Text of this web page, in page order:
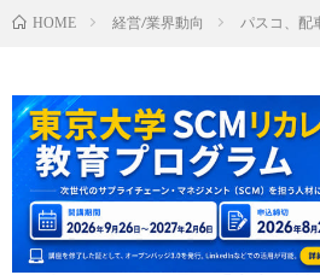
HOME 経営/業界動向 パスコ、配